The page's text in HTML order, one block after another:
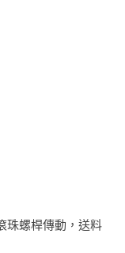
珠螺桿傳動，送料